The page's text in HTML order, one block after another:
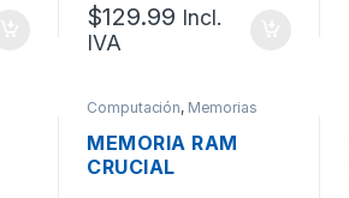
$129.99 Incl.
IVA
Computación, Memorias
MEMORIA RAM
CRUCIAL